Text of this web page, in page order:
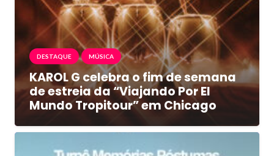
DESTAQUE MÚSICA
KAROL G celebra o fim de semana
de estreia da “Viajando Por El
Mundo Tropitour” em Chicago